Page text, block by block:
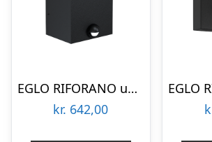
EGLO RIFORANO udendørs væglampe med sensor LED 2x5W, sort
kr. 642,00